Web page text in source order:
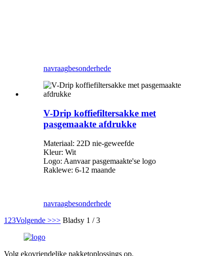
navraagbesonderhede
V-Drip koffiefiltersakke met
pasgemaakte afdrukke
Materiaal: 22D nie-geweefde
Kleur: Wit
Logo: Aanvaar pasgemaakte'se logo
Raklewe: 6-12 maande
navraagbesonderhede
1 23Volgende >>> Bladsy 1 / 3
Volg ekovriendelike pakketoplossings op.